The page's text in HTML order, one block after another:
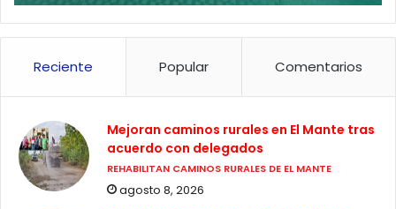
Reciente Popular Comentarios
Mejoran caminos rurales en El Mante tras
acuerdo con delegados
REHABILITAN CAMINOS RURALES DE EL MANTE
agosto 8, 2026